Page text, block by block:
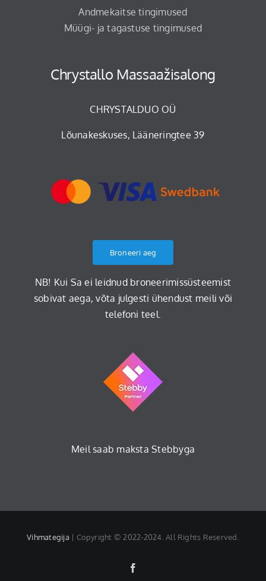
Andmekaitse tingimused
Müügi- ja tagastuse tingimused
Chrystallo Massaažisalong
CHRYSTALDUO OÜ
Lõunakeskuses, Lääneringtee 39
Broneeri aeg
NB! Kui Sa ei leidnud broneerimissüsteemist
sobivat aega, võta julgesti ühendust meili või
telefoni teel.
Meil saab maksta Stebbyga
Vihmategija | Copyright © 2022-2024. All Rights Reserved.